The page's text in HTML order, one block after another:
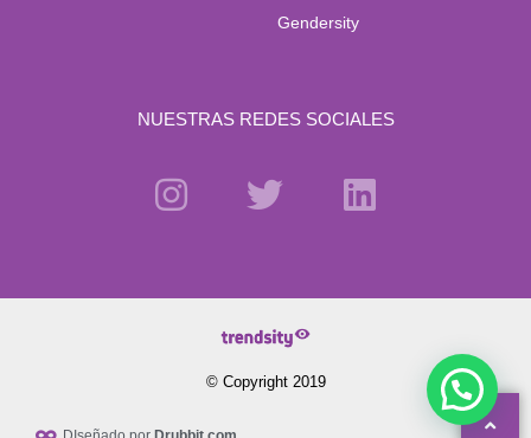
Gendersity
NUESTRAS REDES SOCIALES
© Copyright 2019